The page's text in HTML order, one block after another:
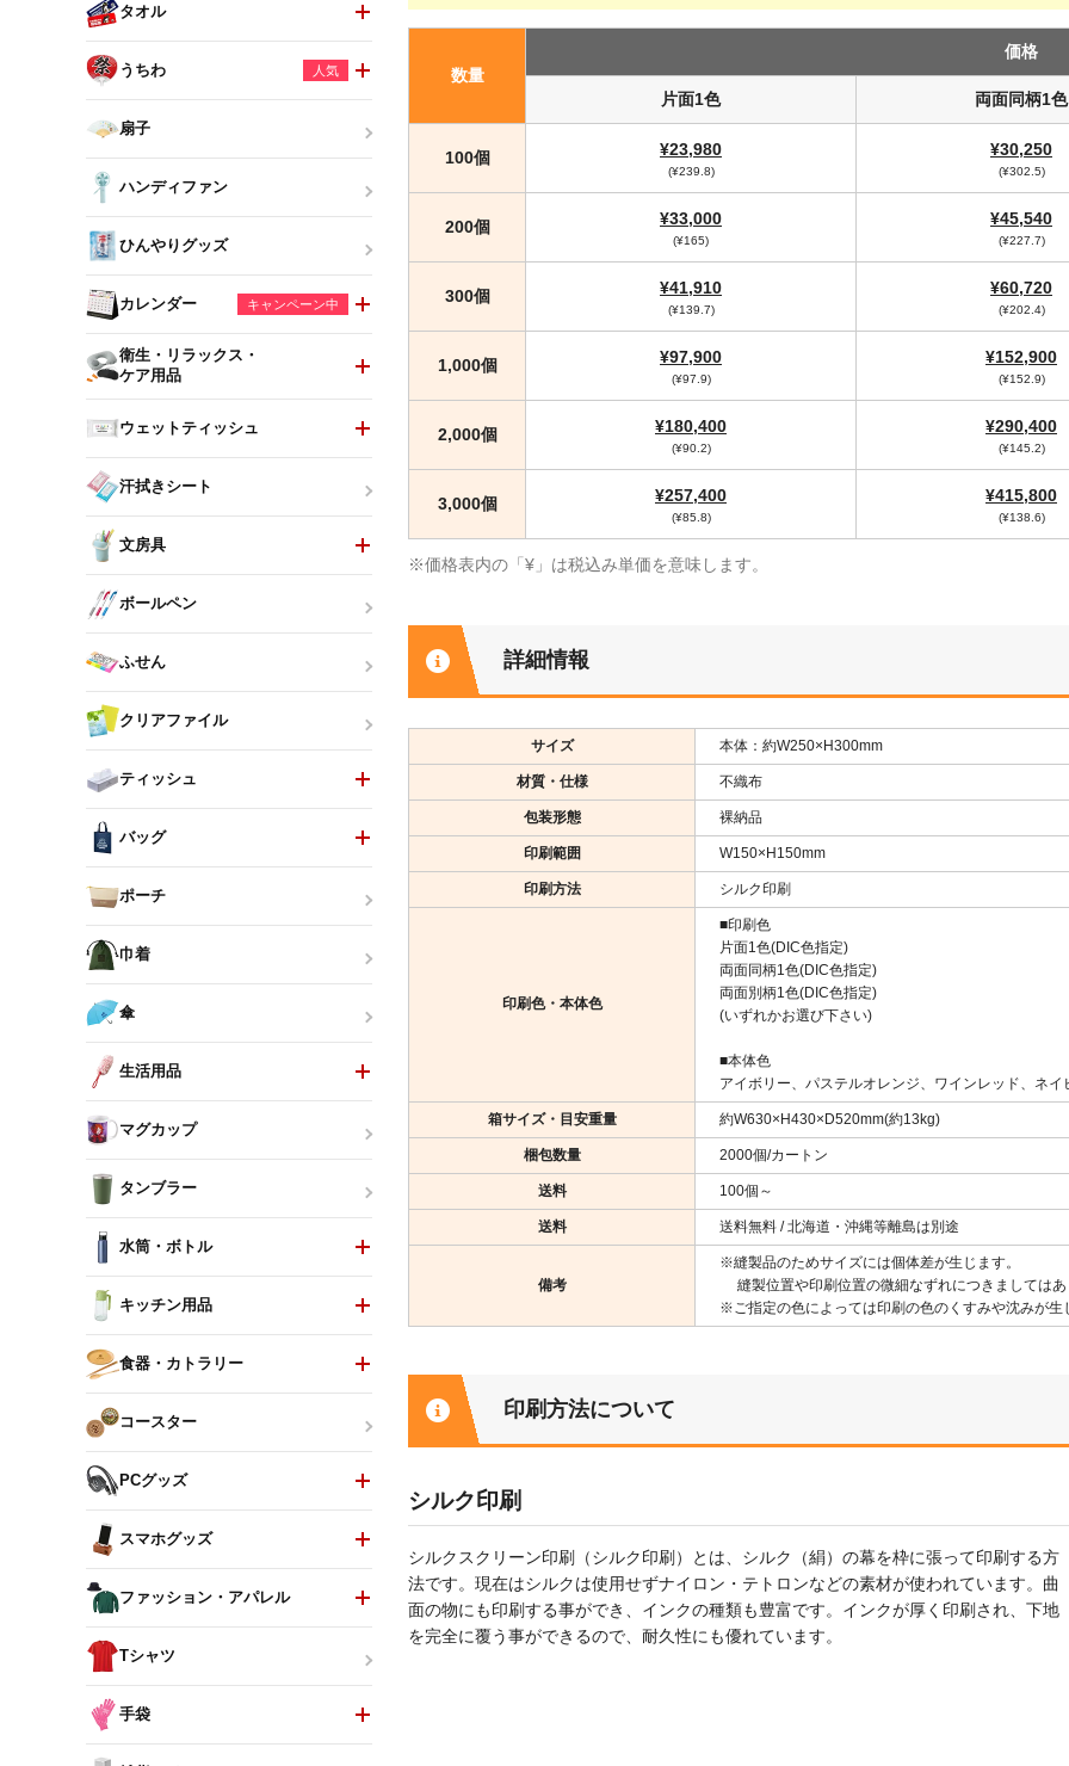
数量
価格
片面1色 両面同柄1色
100個 ¥23,980
(¥239.8)
¥30,250
(¥302.5)
200個 ¥33,000
(¥165)
¥45,540
(¥227.7)
300個 ¥41,910
(¥139.7)
¥60,720
(¥202.4)
1,000個 ¥97,900
(¥97.9)
¥152,900
(¥152.9)
2,000個 ¥180,400
(¥90.2)
¥290,400
(¥145.2)
3,000個 ¥257,400
(¥85.8)
¥415,800
(¥138.6)
※価格表内の「¥」は税込み単価を意味します。
詳細情報
サイズ 本体：約W250×H300mm
材質・仕様 不織布
包装形態 裸納品
印刷範囲 W150×H150mm
印刷方法 シルク印刷
印刷色・本体色
■印刷色
片面1色(DIC色指定)
両面同柄1色(DIC色指定)
両面別柄1色(DIC色指定)
(いずれかお選び下さい)
■本体色
アイボリー、パステルオレンジ、ワインレッド、ネ
箱サイズ・目安重量 約W630×H430×D520mm(約13kg)
梱包数量 2000個/カートン
送料 100個～
送料 送料無料 / 北海道・沖縄等離島は別途
備考
※縫製品のためサイズには個体差が生じます。
縫製位置や印刷位置の微細なずれにつきましては
※ご指定の色によっては印刷の色のくすみや沈みが生
印刷方法について
シルク印刷
シルクスクリーン印刷（シルク印刷）とは、シルク（絹）の幕を枠に張って印刷する方
法です。現在はシルクは使用せずナイロン・テトロンなどの素材が使われています。曲
面の物にも印刷する事ができ、インクの種類も豊富です。インクが厚く印刷され、下地
を完全に覆う事ができるので、耐久性にも優れています。
タオル
うちわ 人気
扇子
ハンディファン
ひんやりグッズ
カレンダー キャンペーン中
衛生・リラックス・
ケア用品
ウェットティッシュ
汗拭きシート
文房具
ボールペン
ふせん
クリアファイル
ティッシュ
バッグ
ポーチ
巾着
傘
生活用品
マグカップ
タンブラー
水筒・ボトル
キッチン用品
食器・カトラリー
コースター
PCグッズ
スマホグッズ
ファッション・アパレル
Tシャツ
手袋